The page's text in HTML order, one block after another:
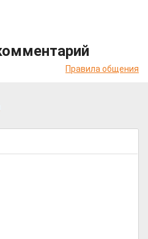
Правила общения